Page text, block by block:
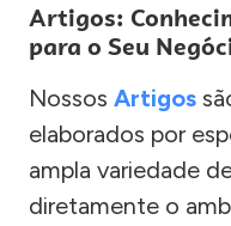
Artigos:
para o Seu
Nossos Artigos
elaborados por
ampla variedade
diretamente o